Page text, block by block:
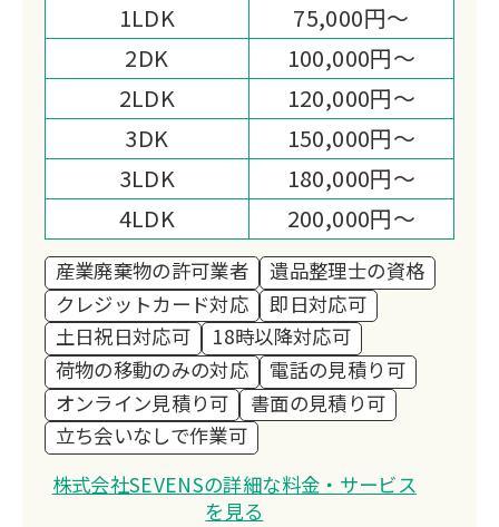
1LDK
75,000円～
2DK
100,000円～
2LDK
120,000円～
3DK
150,000円～
3LDK
180,000円～
4LDK
200,000円～
産業廃棄物の許可業者
遺品整理士の資格
クレジットカード対応
即日対応可
土日祝日対応可
18時以降対応可
荷物の移動のみの対応
電話の見積り可
オンライン見積り可
書面の見積り可
立ち会いなしで作業可
株式会社SEVENSの詳細な料金・サービス
を見る